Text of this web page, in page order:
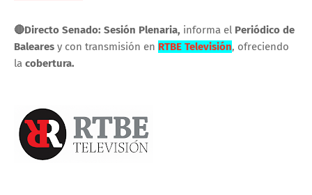
🔴Directo Senado: Sesión Plenaria, informa el Periódico de
Baleares y con transmisión en RTBE Televisión, ofreciendo
la cobertura.